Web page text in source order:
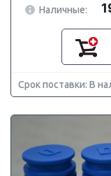
Наличные:
Срок поставки: В